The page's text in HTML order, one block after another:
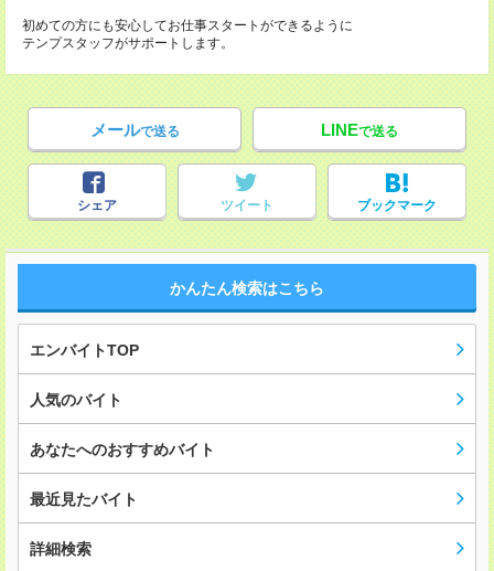
初めての方にも安心してお仕事スタートができるように
テンプスタッフがサポートします。
メールで送る LINEで送る
シェア ツイート ブックマーク
かんたん検索はこちら
エンバイトTOP
人気のバイト
あなたへのおすすめバイト
最近見たバイト
詳細検索